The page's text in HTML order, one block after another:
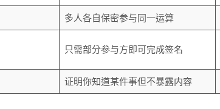
多人各自保密参与同一运算
只需部分参与方即可完成签名
证明你知道某件事但不暴露内容